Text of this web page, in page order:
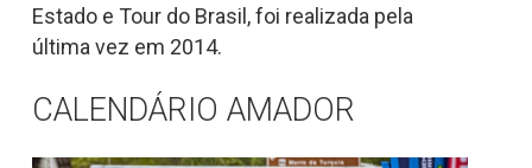
Estado e Tour do Brasil, foi realizada pela
última vez em 2014.
CALENDÁRIO AMADOR